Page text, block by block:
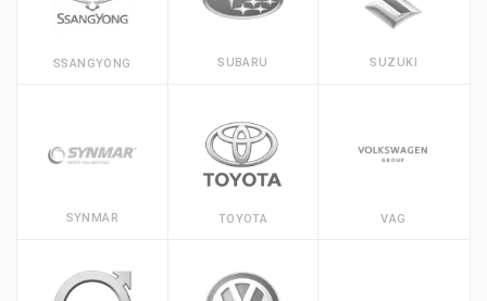
SSANGYONG SUBARU SUZUKI
SYNMAR TOYOTA VAG